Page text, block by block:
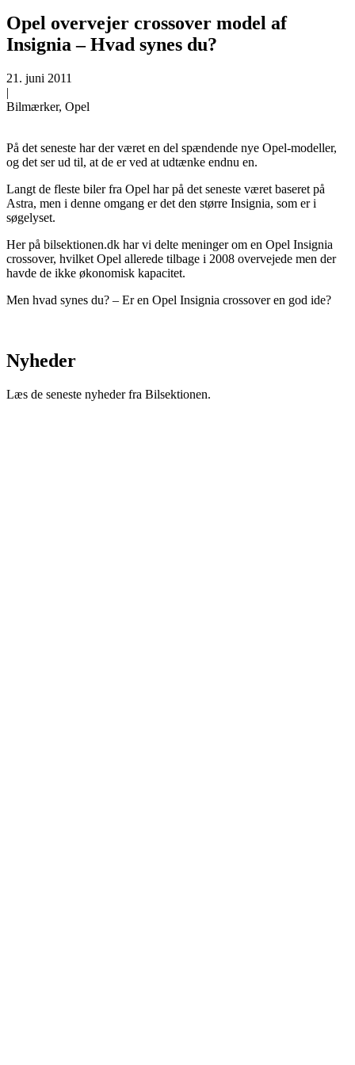
Opel overvejer crossover model af
Insignia – Hvad synes du?
21. juni 2011
|
Bilmærker, Opel
På det seneste har der været en del spændende nye Opel-modeller,
og det ser ud til, at de er ved at udtænke endnu en.
Langt de fleste biler fra Opel har på det seneste været baseret på
Astra, men i denne omgang er det den større Insignia, som er i
søgelyset.
Her på bilsektionen.dk har vi delte meninger om en Opel Insignia
crossover, hvilket Opel allerede tilbage i 2008 overvejede men der
havde de ikke økonomisk kapacitet.
Men hvad synes du? – Er en Opel Insignia crossover en god ide?
Nyheder
Læs de seneste nyheder fra Bilsektionen.